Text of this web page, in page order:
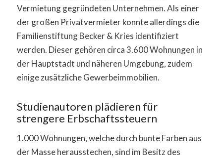
Vermietung gegründeten Unternehmen. Als einer
der großen Privatvermieter konnte allerdings die
Familienstiftung Becker & Kries identifiziert
werden. Dieser gehören circa 3.600 Wohnungen in
der Hauptstadt und näheren Umgebung, zudem
einige zusätzliche Gewerbeimmobilien.
Studienautoren plädieren für
strengere Erbschaftssteuern
1.000 Wohnungen, welche durch bunte Farben aus
der Masse herausstechen, sind im Besitz des